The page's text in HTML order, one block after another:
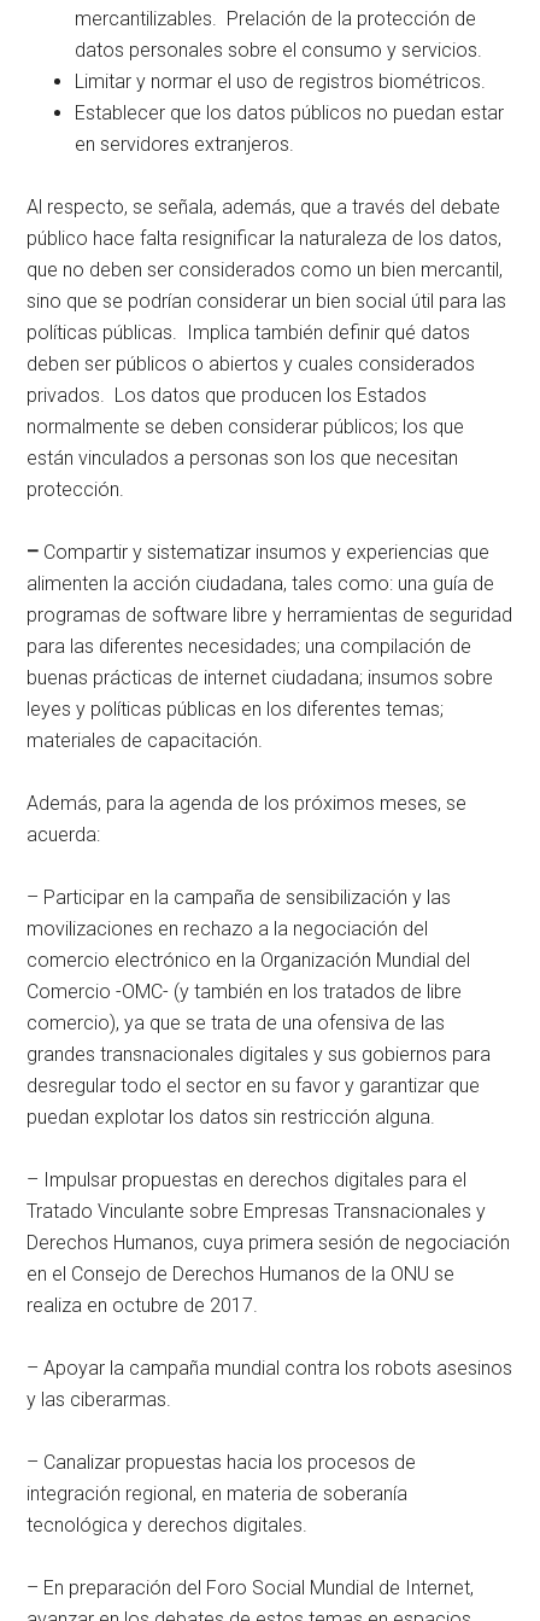
mercantilizables. Prelación de la protección de
datos personales sobre el consumo y servicios.
Limitar y normar el uso de registros biométricos.
Establecer que los datos públicos no puedan estar
en servidores extranjeros.
Al respecto, se señala, además, que a través del debate
público hace falta resignificar la naturaleza de los datos,
que no deben ser considerados como un bien mercantil,
sino que se podrían considerar un bien social útil para las
políticas públicas. Implica también definir qué datos
deben ser públicos o abiertos y cuales considerados
privados. Los datos que producen los Estados
normalmente se deben considerar públicos; los que
están vinculados a personas son los que necesitan
protección.
– Compartir y sistematizar insumos y experiencias que
alimenten la acción ciudadana, tales como: una guía de
programas de software libre y herramientas de seguridad
para las diferentes necesidades; una compilación de
buenas prácticas de internet ciudadana; insumos sobre
leyes y políticas públicas en los diferentes temas;
materiales de capacitación.
Además, para la agenda de los próximos meses, se
acuerda:
– Participar en la campaña de sensibilización y las
movilizaciones en rechazo a la negociación del
comercio electrónico en la Organización Mundial del
Comercio -OMC- (y también en los tratados de libre
comercio), ya que se trata de una ofensiva de las
grandes transnacionales digitales y sus gobiernos para
desregular todo el sector en su favor y garantizar que
puedan explotar los datos sin restricción alguna.
– Impulsar propuestas en derechos digitales para el
Tratado Vinculante sobre Empresas Transnacionales y
Derechos Humanos, cuya primera sesión de negociación
en el Consejo de Derechos Humanos de la ONU se
realiza en octubre de 2017.
– Apoyar la campaña mundial contra los robots asesinos
y las ciberarmas.
– Canalizar propuestas hacia los procesos de
integración regional, en materia de soberanía
tecnológica y derechos digitales.
– En preparación del Foro Social Mundial de Internet,